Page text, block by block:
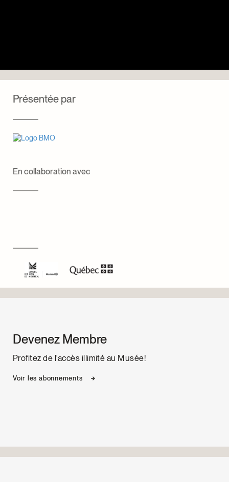
Présentée par
En collaboration avec
Devenez Membre
Profitez de l'accès illimité au Musée!
Voir les abonnements